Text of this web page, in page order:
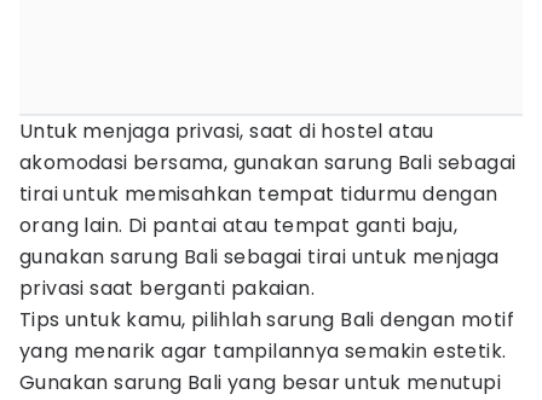
Untuk menjaga privasi, saat di hostel atau
akomodasi bersama, gunakan sarung Bali sebagai
tirai untuk memisahkan tempat tidurmu dengan
orang lain. Di pantai atau tempat ganti baju,
gunakan sarung Bali sebagai tirai untuk menjaga
privasi saat berganti pakaian.
Tips untuk kamu, pilihlah sarung Bali dengan motif
yang menarik agar tampilannya semakin estetik.
Gunakan sarung Bali yang besar untuk menutupi